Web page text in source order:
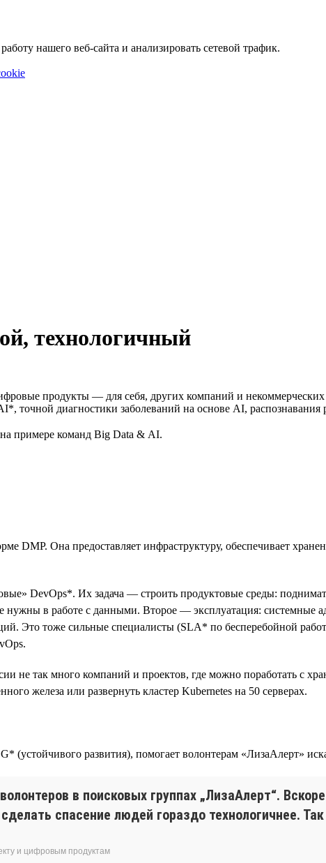
нашего веб-сайта и анализировать сетевой трафик.
технологичный
продукты — для себя, других компаний и
точной диагностики заболеваний на основе AI, распознавания
на примере команд Big Data & AI.
DMP. Она предоставляет инфраструктуру, обеспечивает
DevOps*. Их задача — строить продуктовые среды:
нужны в работе с данными. Второе — эксплуатация:
Это тоже сильные специалисты (SLA* по бесперебойной
не так много компаний и проектов, где можно поработать с
железа или развернуть кластер Kubernetes на 50 серверах.
(устойчивого развития), помогает волонтерам «ЛизаАлерт»
в поисковых группах „ЛизаАлерт“.
спасение людей гораздо технологичнее.
и цифровым продуктам